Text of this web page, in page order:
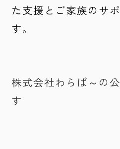
た支援とご家族のサ
す。
株式会社わらば～の
す